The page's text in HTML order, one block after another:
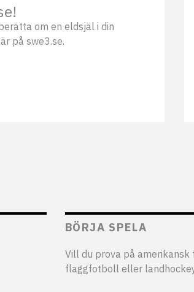
om en eldsjäl i din
på swe3.se.
BÖRJA SPELA
Vill du prova på amerikansk
flaggfotboll eller